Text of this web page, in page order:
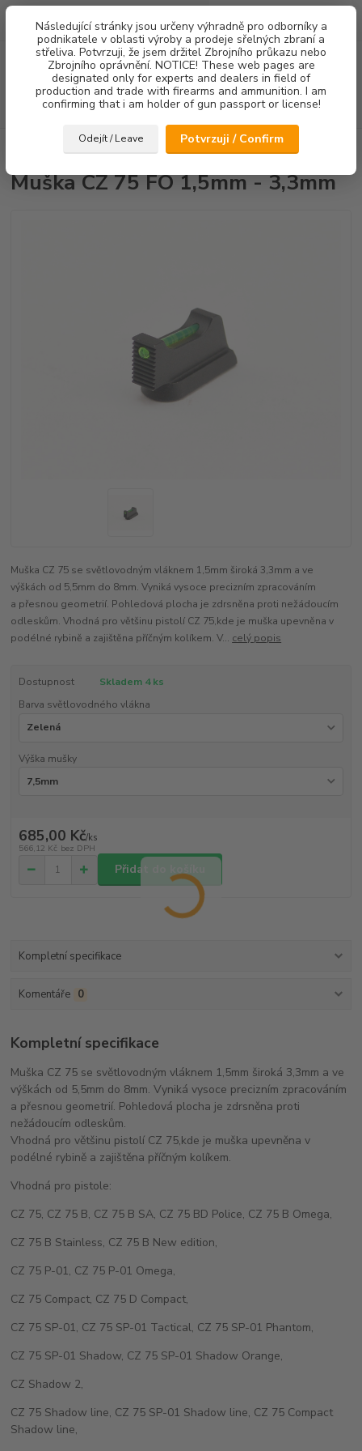
Následující stránky jsou určeny výhradně pro odborníky a
podnikatele v oblasti výroby a prodeje sřelných zbraní a
střeliva. Potvrzuji, že jsem držitel Zbrojního průkazu nebo
Zbrojního oprávnění. NOTICE! These web pages are
designated only for experts and dealers in field of
production and trade with firearms and ammunition. I am
confirming that i am holder of gun passport or license!
Odejít / Leave Potvrzuji / Confirm
Menu
Hledat
za0,00 Kč
Muška CZ 75 FO 1,5mm - 3,3mm
Muška CZ 75 FO 1,5mm - 3,3mm
Muška CZ 75 se světlovodným vláknem 1,5mm široká 3,3mm a ve
výškách od 5,5mm do 8mm. Vyniká vysoce precizním zpracováním
a přesnou geometrií. Pohledová plocha je zdrsněna proti nežádoucím
odleskům. Vhodná pro většinu pistolí CZ 75,kde je muška upevněna v
podélné rybině a zajištěna příčným kolíkem. V... celý popis
Dostupnost
Skladem 4 ks
Barva světlovodného vlákna
Výška mušky
685,00 Kč/ks
566,12 Kč bez DPH
Přidat do košíku
Kompletní specifikace
Komentáře 0
Kompletní specifikace
Muška CZ 75 se světlovodným vláknem 1,5mm široká 3,3mm a ve
výškách od 5,5mm do 8mm. Vyniká vysoce precizním zpracováním
a přesnou geometrií. Pohledová plocha je zdrsněna proti
nežádoucím odleskům.
Vhodná pro většinu pistolí CZ 75,kde je muška upevněna v
podélné rybině a zajištěna příčným kolíkem.
Vhodná pro pistole:
CZ 75, CZ 75 B, CZ 75 B SA, CZ 75 BD Police, CZ 75 B Omega,
CZ 75 B Stainless, CZ 75 B New edition,
CZ 75 P-01, CZ 75 P-01 Omega,
CZ 75 Compact, CZ 75 D Compact,
CZ 75 SP-01, CZ 75 SP-01 Tactical, CZ 75 SP-01 Phantom,
CZ 75 SP-01 Shadow, CZ 75 SP-01 Shadow Orange,
CZ Shadow 2,
CZ 75 Shadow line, CZ 75 SP-01 Shadow line, CZ 75 Compact
Shadow line,